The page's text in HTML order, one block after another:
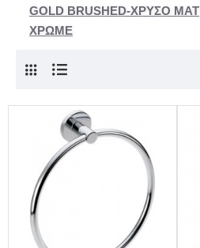
GOLD BRUSHED-ΧΡΥΣΟ ΜΑΤ
ΧΡΩΜΕ